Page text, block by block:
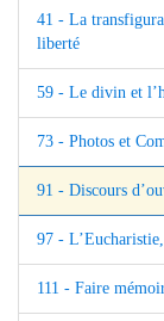
41 - La
liberté
59 - Le divin et
73 - Photos et
91 - Discours
97 -
111 - Faire